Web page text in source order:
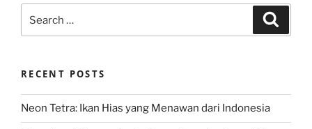
for:
RECENT POSTS
Neon Tetra: Ikan Hias yang Menawan dari Indonesia